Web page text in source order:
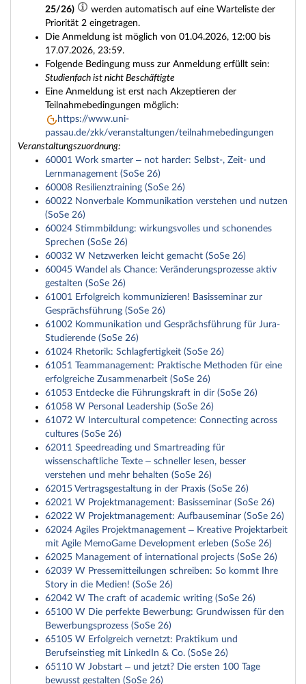
25/26)
werden automatisch auf eine Warteliste der
Priorität 2 eingetragen.
Die Anmeldung ist möglich von 01.04.2026, 12:00 bis
17.07.2026, 23:59.
Folgende Bedingung muss zur Anmeldung erfüllt sein:
Studienfach ist nicht Beschäftigte
Eine Anmeldung ist erst nach Akzeptieren der
Teilnahmebedingungen möglich:
https://www.uni-
passau.de/zkk/veranstaltungen/teilnahmebedingungen
Veranstaltungszuordnung:
60001 Work smarter – not harder: Selbst-, Zeit- und
Lernmanagement (SoSe 26)
60008 Resilienztraining (SoSe 26)
60022 Nonverbale Kommunikation verstehen und nutzen
(SoSe 26)
60024 Stimmbildung: wirkungsvolles und schonendes
Sprechen (SoSe 26)
60032 W Netzwerken leicht gemacht (SoSe 26)
60045 Wandel als Chance: Veränderungsprozesse aktiv
gestalten (SoSe 26)
61001 Erfolgreich kommunizieren! Basisseminar zur
Gesprächsführung (SoSe 26)
61002 Kommunikation und Gesprächsführung für Jura-
Studierende (SoSe 26)
61024 Rhetorik: Schlagfertigkeit (SoSe 26)
61051 Teammanagement: Praktische Methoden für eine
erfolgreiche Zusammenarbeit (SoSe 26)
61053 Entdecke die Führungskraft in dir (SoSe 26)
61058 W Personal Leadership (SoSe 26)
61072 W Intercultural competence: Connecting across
cultures (SoSe 26)
62011 Speedreading und Smartreading für
wissenschaftliche Texte – schneller lesen, besser
verstehen und mehr behalten (SoSe 26)
62015 Vertragsgestaltung in der Praxis (SoSe 26)
62021 W Projektmanagement: Basisseminar (SoSe 26)
62022 W Projektmanagement: Aufbauseminar (SoSe 26)
62024 Agiles Projektmanagement – Kreative Projektarbeit
mit Agile MemoGame Development erleben (SoSe 26)
62025 Management of international projects (SoSe 26)
62039 W Pressemitteilungen schreiben: So kommt Ihre
Story in die Medien! (SoSe 26)
62042 W The craft of academic writing (SoSe 26)
65100 W Die perfekte Bewerbung: Grundwissen für den
Bewerbungsprozess (SoSe 26)
65105 W Erfolgreich vernetzt: Praktikum und
Berufseinstieg mit LinkedIn & Co. (SoSe 26)
65110 W Jobstart – und jetzt? Die ersten 100 Tage
bewusst gestalten (SoSe 26)